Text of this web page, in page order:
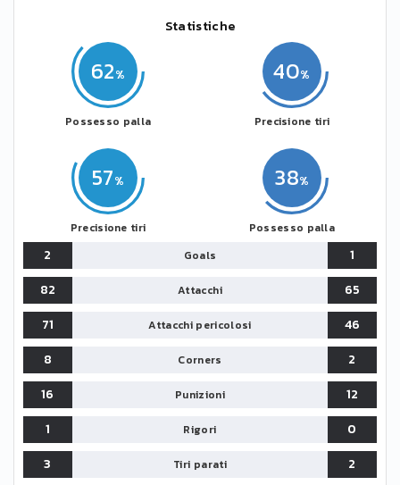
Statistiche
62
Possesso palla
57
Precisione tiri
38
Possesso palla
40
Precisione tiri
2 Goals
1
82
Attacchi
65
71
Attacchi pericolosi
46
8
Corners
2
16
Punizioni
12
1
Rigori
0
3
Tiri parati 2